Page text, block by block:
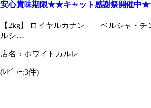
安心賞味期限★★キャット感謝祭開催中
【2kg】 ロイヤルカナン ペルシャ・チ
ルシ…
店名：ホワイトカルレ
(ﾚﾋﾞｭｰ:3件)